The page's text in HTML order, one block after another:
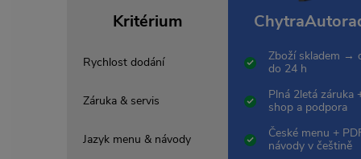
Kritérium
Rychlost dodání
Zboží skladem →
do 24 h
Záruka & servis
Plná 2letá záruka
shop a podpora
Jazyk menu & návody
České menu +
návody v češtině